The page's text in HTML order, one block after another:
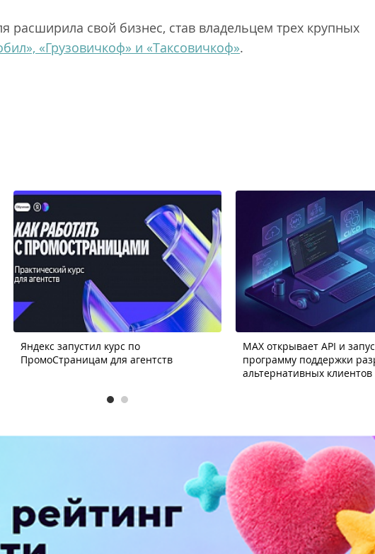
расширила свой бизнес, став владельцем трех крупных
«Грузовичкоф» и «Таксовичкоф».
Яндекс запустил курс по
ПромоСтраницам для агентств
MAX открывает API и
программу поддержки
альтернативных клиентов